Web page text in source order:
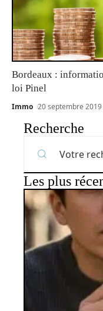
Bordeaux :
loi Pinel
Immo 20 septembre 2019
Recherche
Les plus